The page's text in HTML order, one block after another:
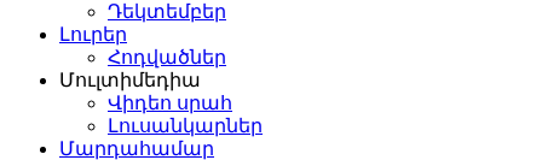
Դեկտեմբեր
Լուրեր
Հոդվածներ
Մուլտիմեդիա
Վիդեո սրահ
Լուսանկարներ
Մարդահամար